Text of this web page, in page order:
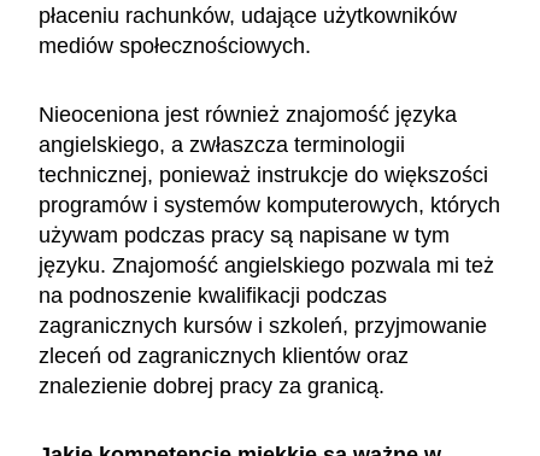
płaceniu rachunków, udające użytkowników
mediów społecznościowych.
Nieoceniona jest również znajomość języka
angielskiego, a zwłaszcza terminologii
technicznej, ponieważ instrukcje do większości
programów i systemów komputerowych, których
używam podczas pracy są napisane w tym
języku. Znajomość angielskiego pozwala mi też
na podnoszenie kwalifikacji podczas
zagranicznych kursów i szkoleń, przyjmowanie
zleceń od zagranicznych klientów oraz
znalezienie dobrej pracy za granicą.